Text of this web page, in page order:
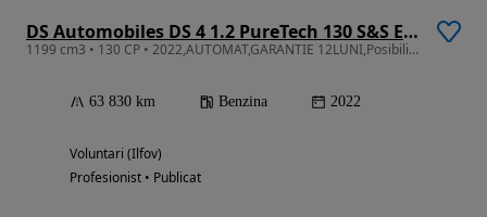
DS Automobiles DS 4 1.2 PureTech 130 S&S EAT8 PERFORMANCE LINE +
1199 cm3 • 130 CP • 2022,AUTOMAT,GARANTIE 12LUNI,Posibilitate RATE,Vopsea originala
63 830 km Benzina 2022
Voluntari (Ilfov)
Profesionist • Publicat